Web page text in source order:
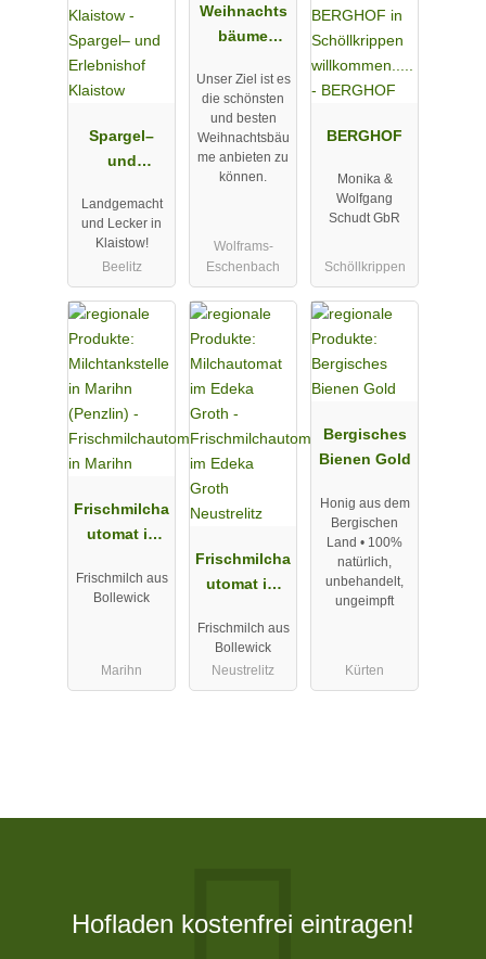
Spargel–
und
Klaistow
Landgemacht
und Lecker in
Klaistow!
Beelitz
Weihnachts
bäume
Unser Ziel ist es
die schönsten
und besten
Weihnachtsbäu
me anbieten zu
können.
Wolframs-
Eschenbach
BERGHOF
Monika &
Wolfgang
Schudt GbR
Schöllkrippen
Frischmilcha
utomat in
Frischmilch aus
Bollewick
Marihn
Frischmilcha
utomat im
Neustrelitz
Frischmilch aus
Bollewick
Neustrelitz
Bergisches
Bienen Gold
Honig aus dem
Bergischen
Land • 100%
natürlich,
unbehandelt,
ungeimpft
Kürten
Hofladen kostenfrei eintragen!